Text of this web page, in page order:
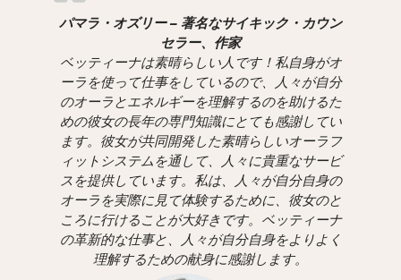
パマラ・オズリー – 著名なサイキック・カウン
セラー、作家
ベッティーナは素晴らしい人です！私自身がオ
ーラを使って仕事をしているので、人々が自分
のオーラとエネルギーを理解するのを助けるた
めの彼女の長年の専門知識にとても感謝してい
ます。彼女が共同開発した素晴らしいオーラフ
ィットシステムを通して、人々に貴重なサービ
スを提供しています。私は、人々が自分自身の
オーラを実際に見て体験するために、彼女のと
ころに行けることが大好きです。ベッティーナ
の革新的な仕事と、人々が自分自身をよりよく
理解するための献身に感謝します。